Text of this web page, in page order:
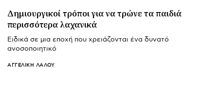
Δημιουργικοί τρόποι για να τρώνε τα παιδιά
περισσότερα λαχανικά
Ειδικά σε μια εποχή που χρειάζονται ένα δυνατό
ανοσοποιητικό
ΑΓΓΕΛΙΚΉ ΛΆΛΟΥ